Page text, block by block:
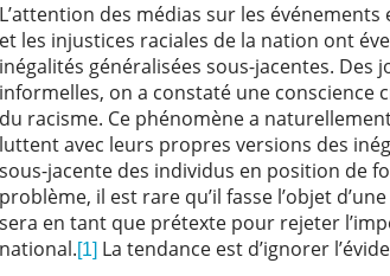
L’attention des médias sur les
et les injustices raciales de la nation ont
inégalités généralisées sous-jacentes.
informelles, on a constaté une
du racisme. Ce phénomène a
luttent avec leurs propres versions des
sous-jacente des individus en position de
problème, il est rare qu’il fasse l’objet
sera en tant que prétexte pour rejeter
national.[1] La tendance est d’ignorer